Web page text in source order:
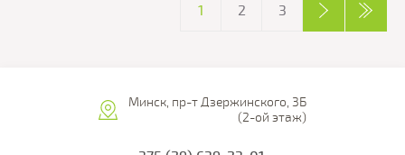
1 2 3
Минск, пр-т Дзержинского, 3Б
(2-ой этаж)